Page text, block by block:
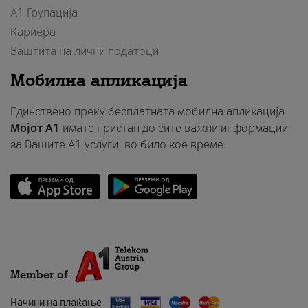
А1 Групација
Кариера
Заштита на лични податоци
Мобилна апликација
Единствено преку бесплатната мобилна апликација
Мојот A1 имате пристап до сите важни информации
за Вашите A1 услуги, во било кое време.
Member of
Начини на плаќање